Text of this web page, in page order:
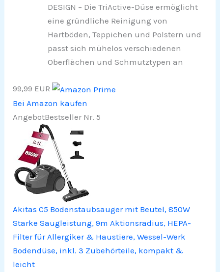
DESIGN – Die TriActive-Düse ermöglicht
eine gründliche Reinigung von
Hartböden, Teppichen und Polstern und
passt sich mühelos verschiedenen
Oberflächen und Schmutztypen an
99,99 EUR
Bei Amazon kaufen
AngebotBestseller Nr. 5
Akitas C5 Bodenstaubsauger mit Beutel, 850W
Starke Saugleistung, 9m Aktionsradius, HEPA-
Filter für Allergiker & Haustiere, Wessel-Werk
Bodendüse, inkl. 3 Zubehörteile, kompakt &
leicht